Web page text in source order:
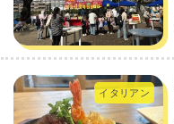
イタリアン